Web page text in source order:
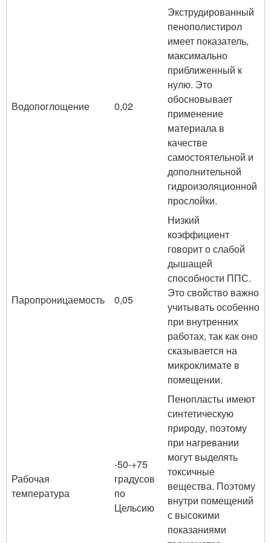
Водопоглощение 0,02
Экструдированный
пенополистирол
имеет показатель,
максимально
приближенный к
нулю. Это
обосновывает
применение
материала в
качестве
самостоятельной и
дополнительной
гидроизоляционной
прослойки.
Паропроницаемость 0,05
Низкий
коэффициент
говорит о слабой
дышащей
способности ППС.
Это свойство важно
учитывать особенно
при внутренних
работах, так как оно
сказывается на
микроклимате в
помещении.
Рабочая
температура
-50-+75
градусов
по
Цельсию
Пенопласты имеют
синтетическую
природу, поэтому
при нагревании
могут выделять
токсичные
вещества. Поэтому
внутри помещений
с высокими
показаниями